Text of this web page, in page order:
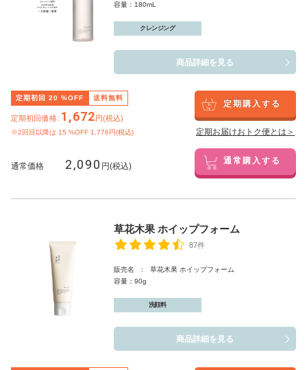
容量：180mL
クレンジング
商品詳細を見る
定期初回 20 %OFF 送料無料
定期初回価格: 1,672円(税込)
※2回目以降は 15 %OFF 1,776円(税込)
定期購入する
定期お届けおトク便とは＞
通常価格 2,090 円(税込) 通常購入する
草花木果 ホイップフォーム
87件
販売名 : 草花木果 ホイップフォーム
容量：90g
洗顔料
商品詳細を見る